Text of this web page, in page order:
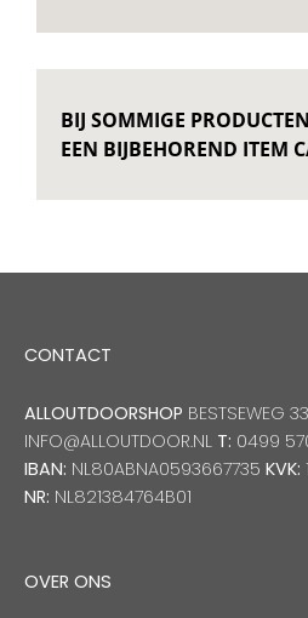
BIJ SOMMIGE
EEN BIJBEHOREND ITEM
CONTACT
ALLOUTDOORSHOP BESTSEWEG
INFO@ALLOUTDOOR.NL T: 0499
IBAN: NL80ABNA0593667735 KVK:
NR: NL821384764B01
OVER ONS